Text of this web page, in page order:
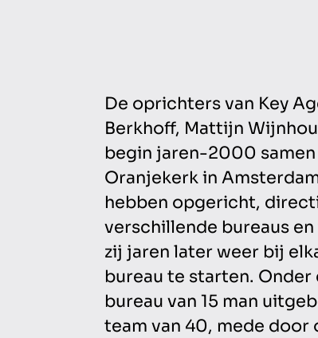
De oprichters van Key
Berkhoff, Mattijn
begin jaren-2000
Oranjekerk in
hebben opgericht,
verschillende bureaus
zij jaren later weer bij
bureau te starten. Onder
bureau van 15 man
team van 40, mede door